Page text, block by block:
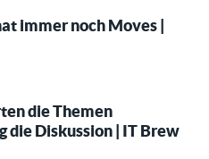
immer noch Moves |
die Themen
die Diskussion | IT Brew